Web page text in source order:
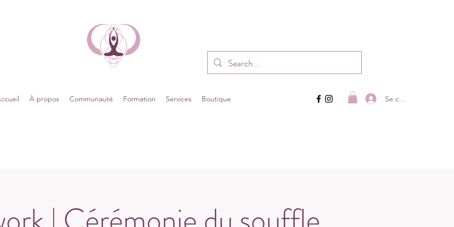
À propos Communauté Formation Services Boutique Se connecter